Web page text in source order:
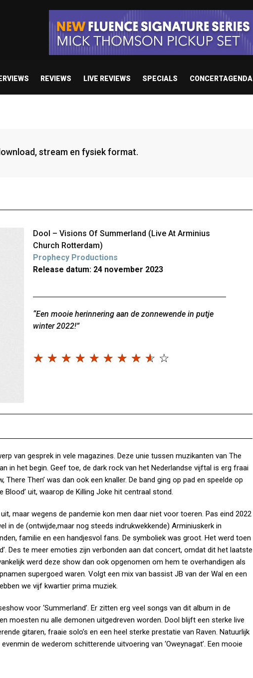
REVIEWS LIVE REVIEWS SPECIALS CONCERTAGENDA
stream en fysiek format.
Dool – Visions Of Summerland (Live At Arminius
Church Rotterdam)
Prophecy Productions
Release datum: 24 november 2023
“Een mooie herinnering aan de zonnewende in putje
winter 2022!”
☆ ☆ ☆ ☆ ☆ ☆ ☆ ☆ ☆ ☆
van gesprek in vele magazines. Deze unie tussen muzikanten van The
in het begin. Geef toe, de dark rock van het Nederlandse vijftal is erg fraai
Then’ was dan ook een knaller. De band ging op pad en speelde op
uit, waarop de Killing Joke hit centraal stond.
maar wegens de pandemie kon men daar niet voor toeren. Pas eind 2022
in de (ontwijde,maar nog steeds indrukwekkende) Arminiuskerk in
familie en een handjesvol fans. De symboliek was groot. Het werd toen
Des te meer emoties zijn verbonden aan dat concert, omdat dit het laatste
werd deze show dan ook opgenomen om hem te overhandigen als
supergoed waren. Volgt een mix van bassist JB van der Wal en een
we vijf kwartier prima muziek.
voor ‘Summerland’. Er zitten erg veel songs van dit album in de
moesten nu alle demonen uitgedreven worden. Dool blijft een sterke live
gitaren, fraaie solo’s en een heel sterke prestatie van Raven. Natuurlijk
de wederom schitterende uitvoering van ‘Oweynagat’. Een mooie